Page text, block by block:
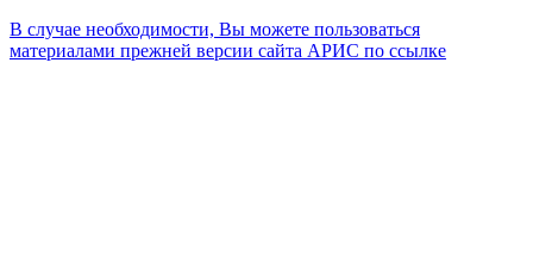
В случае необходимости, Вы можете пользоваться
материалами прежней версии сайта АРИС по ссылке